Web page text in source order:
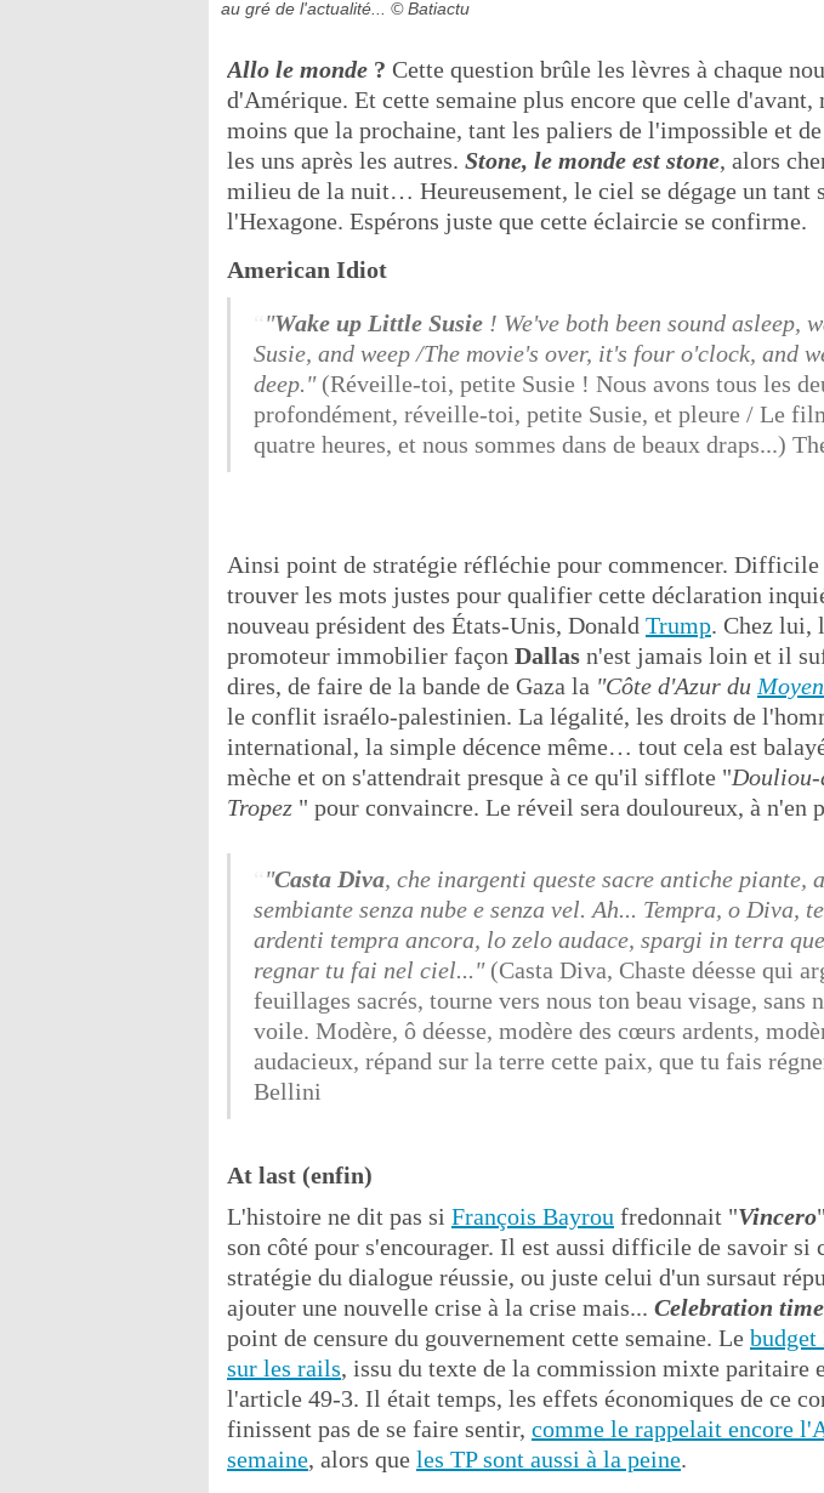
au gré de l'actualité... © Batiactu
Allo le monde ? Cette question brûle les lèvres à chaque
d'Amérique. Et cette semaine plus encore que celle d'avant,
moins que la prochaine, tant les paliers de l'impossible et
les uns après les autres. Stone, le monde est stone, alors
milieu de la nuit… Heureusement, le ciel se dégage un tant
l'Hexagone. Espérons juste que cette éclaircie se confirme.
American Idiot
"Wake up Little Susie ! We've both been sound asleep,
Susie, and weep /The movie's over, it's four o'clock, and
deep." (Réveille-toi, petite Susie ! Nous avons tous les
profondément, réveille-toi, petite Susie, et pleure / Le
quatre heures, et nous sommes dans de beaux draps...)
Ainsi point de stratégie réfléchie pour commencer.
trouver les mots justes pour qualifier cette déclaration
nouveau président des États-Unis, Donald Trump. Chez lui,
promoteur immobilier façon Dallas n'est jamais loin et il
dires, de faire de la bande de Gaza la "Côte d'Azur du
le conflit israélo-palestinien. La légalité, les droits de
international, la simple décence même… tout cela est
mèche et on s'attendrait presque à ce qu'il sifflote "
Tropez " pour convaincre. Le réveil sera douloureux, à n'en
"Casta Diva, che inargenti queste sacre antiche piante,
sembiante senza nube e senza vel. Ah... Tempra, o Diva,
ardenti tempra ancora, lo zelo audace, spargi in terra
regnar tu fai nel ciel..." (Casta Diva, Chaste déesse qui
feuillages sacrés, tourne vers nous ton beau visage, sans
voile. Modère, ô déesse, modère des cœurs ardents,
audacieux, répand sur la terre cette paix, que tu fais
Bellini
At last (enfin)
L'histoire ne dit pas si François Bayrou fredonnait "Vincero
son côté pour s'encourager. Il est aussi difficile de savoir si
stratégie du dialogue réussie, ou juste celui d'un sursaut
ajouter une nouvelle crise à la crise mais... Celebration time
point de censure du gouvernement cette semaine. Le budget
sur les rails, issu du texte de la commission mixte paritaire
l'article 49-3. Il était temps, les effets économiques de ce
finissent pas de se faire sentir, comme le rappelait encore
semaine, alors que les TP sont aussi à la peine.